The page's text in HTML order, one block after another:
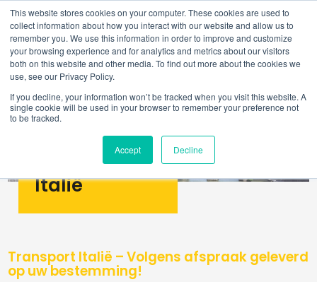
This website stores cookies on your computer. These cookies are used to
collect information about how you interact with our website and allow us to
remember you. We use this information in order to improve and customize
your browsing experience and for analytics and metrics about our visitors
both on this website and other media. To find out more about the cookies we
use, see our Privacy Policy.
If you decline, your information won’t be tracked when you visit this website. A
single cookie will be used in your browser to remember your preference not
to be tracked.
Accept Decline
Italië
Transport Italië – Volgens afspraak geleverd
op uw bestemming!